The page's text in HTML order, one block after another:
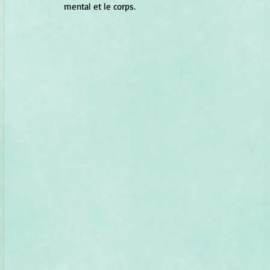
mental et le corps.